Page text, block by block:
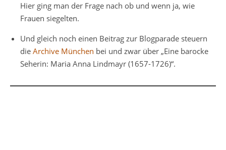
Hier ging man der Frage nach ob und wenn ja, wie
Frauen siegelten.
Und gleich noch einen Beitrag zur Blogparade steuern
die Archive München bei und zwar über „Eine barocke
Seherin: Maria Anna Lindmayr (1657-1726)“.